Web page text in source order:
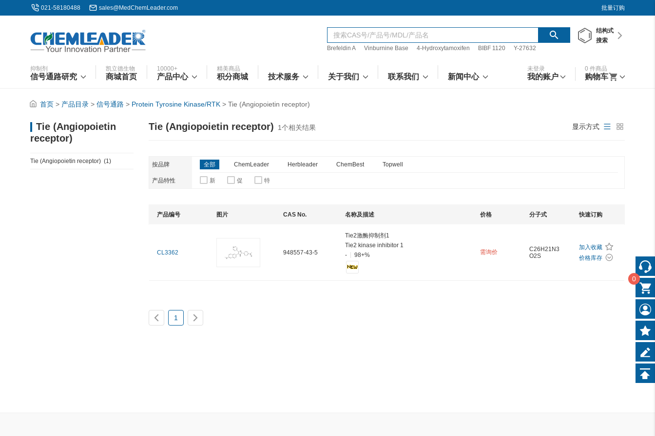
021-58180488 sales@MedChemLeader.com 批量订购
结构式
搜索
Brefeldin A
Vinburnine Base 4-Hydroxytamoxifen BIBF 1120 Y-27632
抑制剂
信号通路研究
凯立德生物
商城首页
10000+
产品中心
精美商品
积分商城 技术服务 关于我们 联系我们 新闻中心
未登录
我的账户
0 件商品
购物车
首页 > 产品目录 > 信号通路 > Protein Tyrosine Kinase/RTK > Tie (Angiopoietin receptor)
Tie (Angiopoietin
receptor)
Tie (Angiopoietin receptor) (1)
Tie (Angiopoietin receptor) 1个相关结果 显示方式
按品牌 全部 ChemLeader Herbleader ChemBest Topwell
产品特性 新 促 特
产品编号 图片 CAS No. 名称及描述 价格 分子式 快速订购
CL3362 948557-43-5
Tie2激酶抑制剂1
Tie2 kinase inhibitor 1
-
98+% 需询价
C26H21N3
O2S
加入收藏
价格库存
1
0